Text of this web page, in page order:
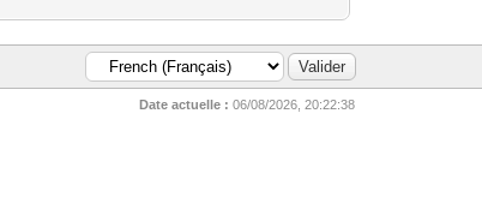
Date actuelle : 06/08/2026, 20:22:38